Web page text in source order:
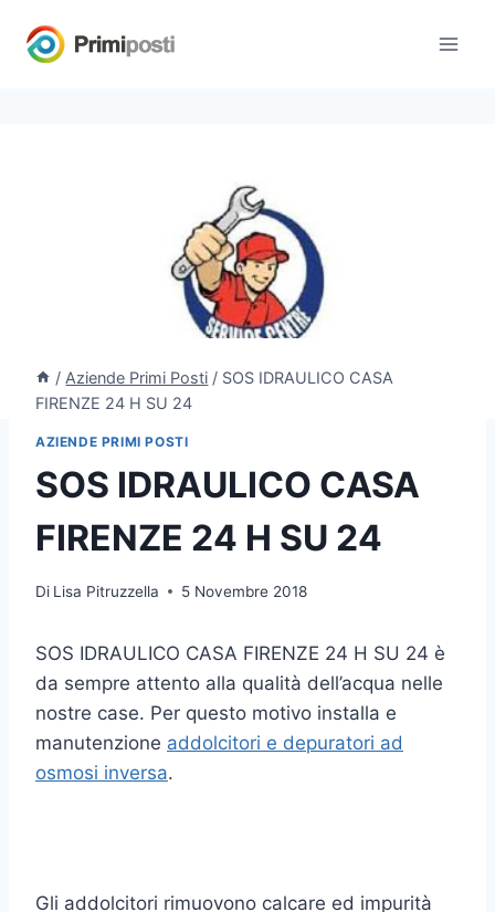
/ Aziende Primi Posti / SOS IDRAULICO CASA
FIRENZE 24 H SU 24
AZIENDE PRIMI POSTI
SOS IDRAULICO CASA
FIRENZE 24 H SU 24
Di Lisa Pitruzzella 5 Novembre 2018
SOS IDRAULICO CASA FIRENZE 24 H SU 24 è
da sempre attento alla qualità dell’acqua nelle
nostre case. Per questo motivo installa e
manutenzione addolcitori e depuratori ad
osmosi inversa.
Gli addolcitori rimuovono calcare ed impurità